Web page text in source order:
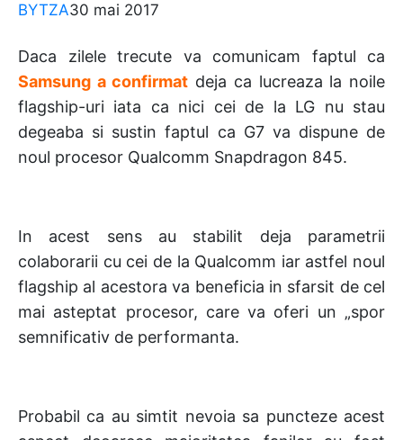
BYTZA30 mai 2017
Daca zilele trecute va comunicam faptul ca
Samsung a confirmat deja ca lucreaza la noile
flagship-uri iata ca nici cei de la LG nu stau
degeaba si sustin faptul ca G7 va dispune de
noul procesor Qualcomm Snapdragon 845.
In acest sens au stabilit deja parametrii
colaborarii cu cei de la Qualcomm iar astfel noul
flagship al acestora va beneficia in sfarsit de cel
mai asteptat procesor, care va oferi un „spor
semnificativ de performanta.
Probabil ca au simtit nevoia sa puncteze acest